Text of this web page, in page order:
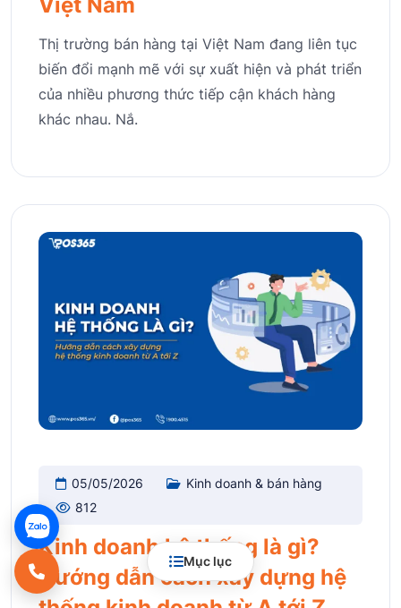
Mục lục
Thị trường bán hàng tại Việt Nam đang liên tục
biến đổi mạnh mẽ với sự xuất hiện và phát triển
của nhiều phương thức tiếp cận khách hàng
khác nhau. Nắ.
05/05/2026
Kinh doanh & bán hàng
812
Kinh doanh hệ thống là gì?
Hướng dẫn cách xây dựng hệ